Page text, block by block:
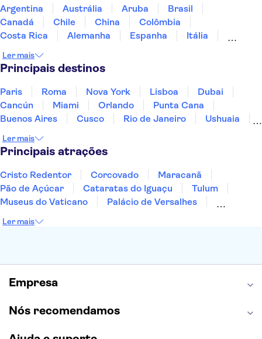
Museum aan de Stroom
De Halve Maan Brewery
Rosary Quay
Meir Palace
Argentina Austrália Aruba
Brasil
Canadá
Chile China
Colômbia
Costa Rica
Alemanha Espanha
Itália
Panamá
Peru
Ler mais
Principais destinos
Paris Roma Nova York Lisboa
Dubai
Cancún
Miami Orlando
Punta Cana
Buenos Aires
Cusco Rio de Janeiro
Ushuaia
Fernando de Noronha
Ler mais
Principais atrações
Cristo Redentor Corcovado
Maracanã
Pão de Açúcar
Cataratas do Iguaçu
Tulum
Museus do Vaticano
Palácio de Versalhes
Museu do Louvre
Ler mais
Empresa
Nós recomendamos